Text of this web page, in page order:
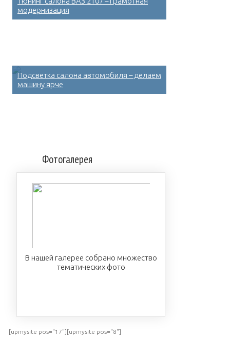
модернизация
Подсветка салона автомобиля – делаем
машину ярче
Фотогалерея
В нашей галерее собрано множество
тематических фото
[upmysite pos="17"][upmysite pos="8"]